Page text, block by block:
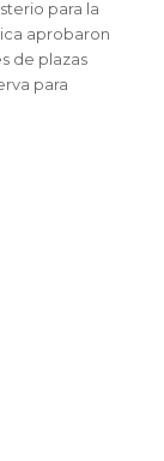
para la
aprobaron
de plazas
para